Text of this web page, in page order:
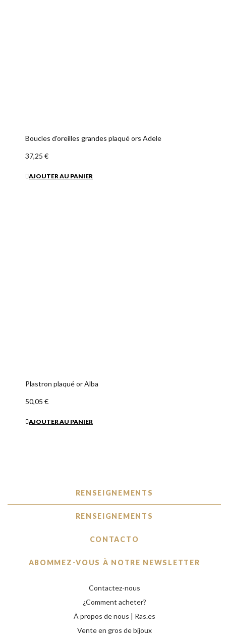
Boucles d'oreilles grandes plaqué ors Adele
37,25 €
AJOUTER AU PANIER
Plastron plaqué or Alba
50,05 €
AJOUTER AU PANIER
RENSEIGNEMENTS
RENSEIGNEMENTS
CONTACTO
ABOMMEZ-VOUS À NOTRE NEWSLETTER
Contactez-nous
¿Comment acheter?
À propos de nous | Ras.es
Vente en gros de bijoux